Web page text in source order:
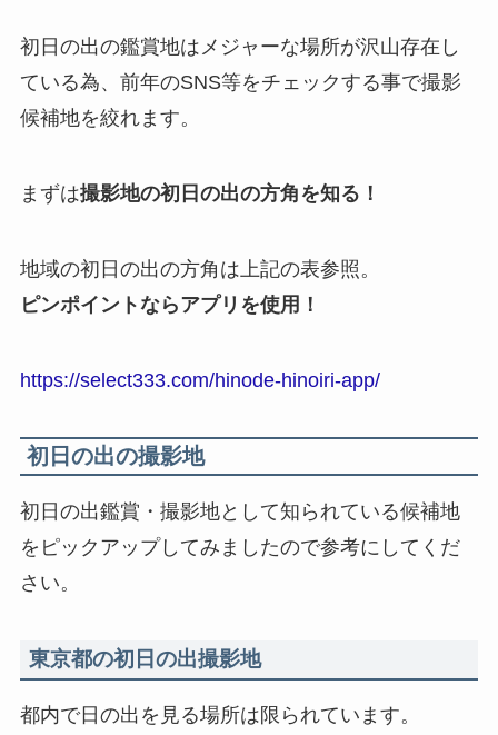
初日の出の鑑賞地はメジャーな場所が沢山存在し
ている為、前年のSNS等をチェックする事で撮影
候補地を絞れます。
まずは撮影地の初日の出の方角を知る！
地域の初日の出の方角は上記の表参照。
ピンポイントならアプリを使用！
https://select333.com/hinode-hinoiri-app/
初日の出の撮影地
初日の出鑑賞・撮影地として知られている候補地
をピックアップしてみましたので参考にしてくだ
さい。
東京都の初日の出撮影地
都内で日の出を見る場所は限られています。